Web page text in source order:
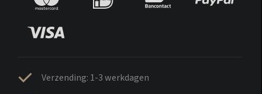
Verzending: 1-3 werkdagen